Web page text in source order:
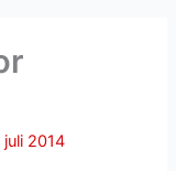
juli 2014